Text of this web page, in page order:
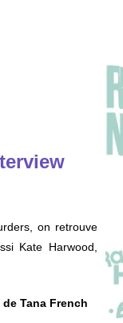
on retrouve
Kate Harwood,
Tana French